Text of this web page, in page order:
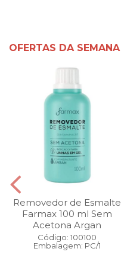
OFERTAS DA SEMANA
Removedor de Esmalte
Farmax 100 ml Sem
Acetona Argan
Código: 100100
Embalagem: PC/1